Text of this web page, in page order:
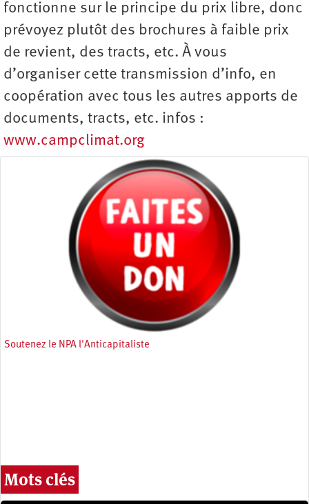
fonctionne sur le principe du prix libre, donc
prévoyez plutôt des brochures à faible prix
de revient, des tracts, etc. À vous
d’organiser cette transmission d’info, en
coopération avec tous les autres apports de
documents, tracts, etc. infos :
www.campclimat.org
Soutenez le NPA l'Anticapitaliste
Mots clés